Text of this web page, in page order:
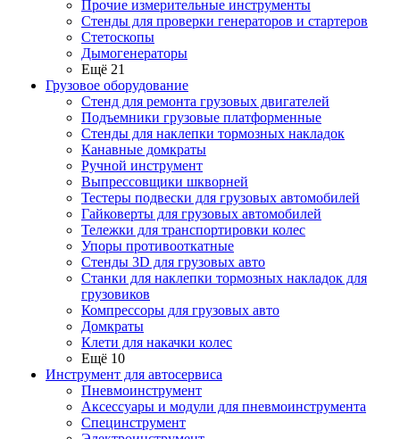
Прочие измерительные инструменты
Стенды для проверки генераторов и стартеров
Стетоскопы
Дымогенераторы
Ещё 21
Грузовое оборудование
Стенд для ремонта грузовых двигателей
Подъемники грузовые платформенные
Стенды для наклепки тормозных накладок
Канавные домкраты
Ручной инструмент
Выпрессовщики шкворней
Тестеры подвески для грузовых автомобилей
Гайковерты для грузовых автомобилей
Тележки для транспортировки колес
Упоры противооткатные
Стенды 3D для грузовых авто
Станки для наклепки тормозных накладок для
грузовиков
Компрессоры для грузовых авто
Домкраты
Клети для накачки колес
Ещё 10
Инструмент для автосервиса
Пневмоинструмент
Аксессуары и модули для пневмоинструмента
Специнструмент